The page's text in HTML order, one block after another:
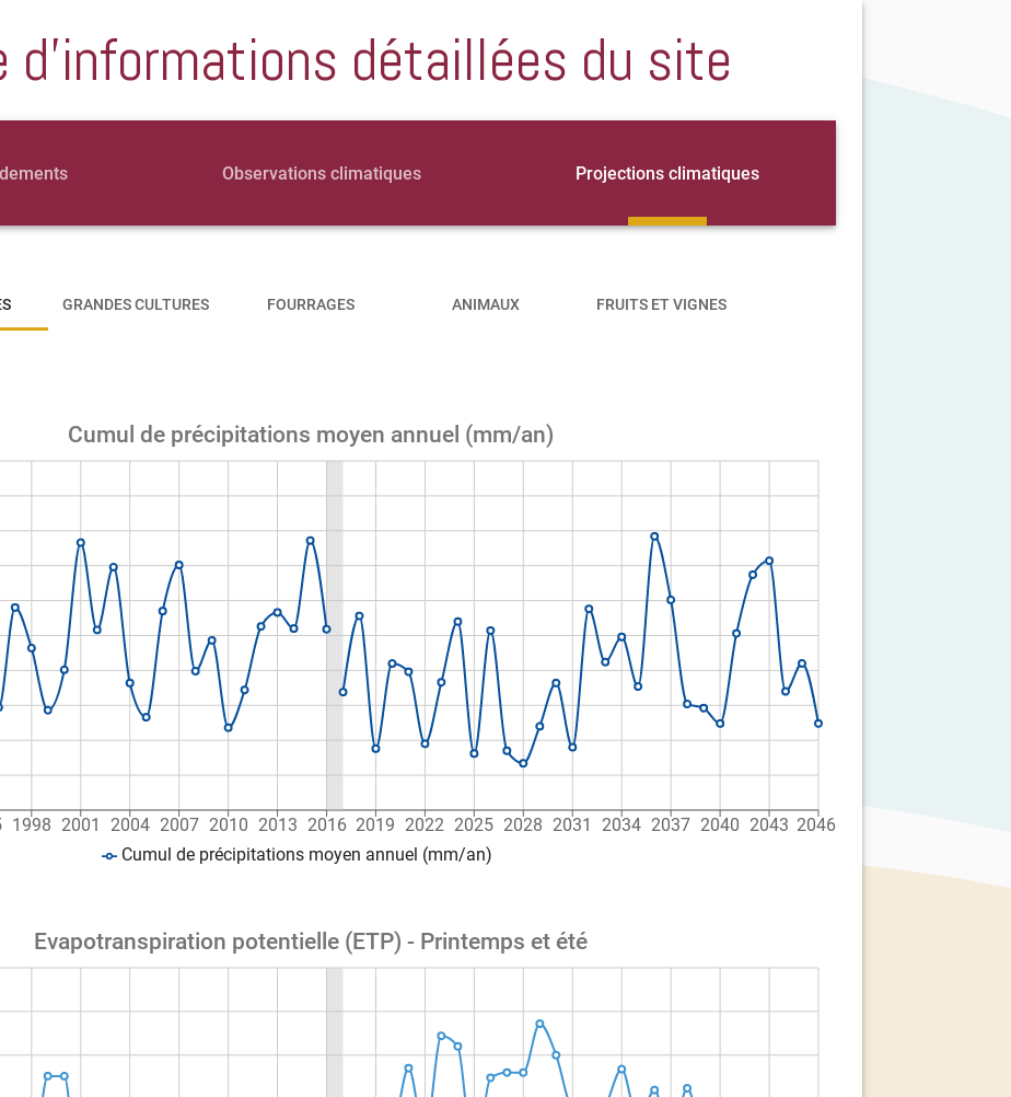
d'informations détaillées du site
Observations climatiques Projections climatiques
GRANDES CULTURES FOURRAGES ANIMAUX FRUITS ET VIGNES
Cumul de précipitations moyen annuel (mm/an)
1998 2001 2004 2007 2010 2013 2016 2019 2022 2025 2028 2031 2034 2037 2040 2043 2046
Cumul de précipitations moyen annuel (mm/an)
Evapotranspiration potentielle (ETP) - Printemps et été